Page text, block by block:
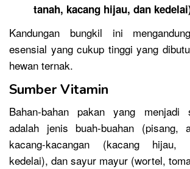
tanah, kacang hijau, dan
Kandungan bungkil ini
esensial yang cukup tinggi yang
hewan ternak.
Sumber Vitamin
Bahan-bahan pakan yang menjadi
adalah jenis buah-buahan (pisang,
kacang-kacangan (kacang hijau,
kedelai), dan sayur mayur (wortel,